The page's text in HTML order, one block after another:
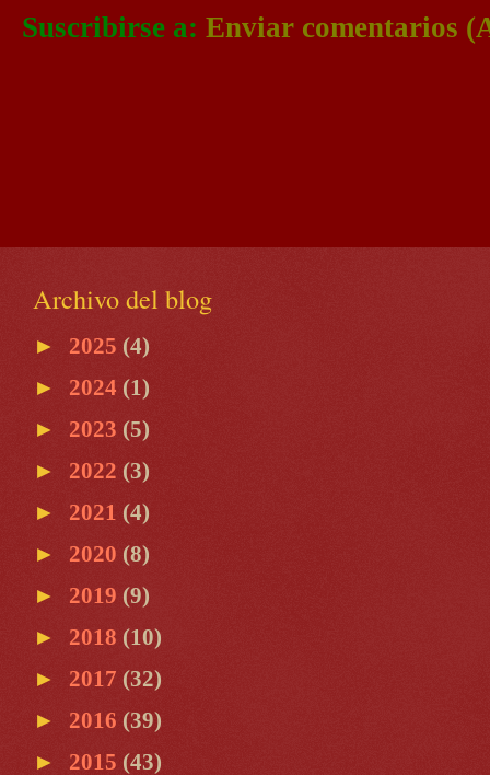
Suscribirse a: Enviar comentarios
Archivo del blog
► 2025 (4)
► 2024 (1)
► 2023 (5)
► 2022 (3)
► 2021 (4)
► 2020 (8)
► 2019 (9)
► 2018 (10)
► 2017 (32)
► 2016 (39)
► 2015 (43)